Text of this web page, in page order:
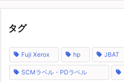
タグ
Fuji Xerox hp JBAT
SCMラベル・PDラベル